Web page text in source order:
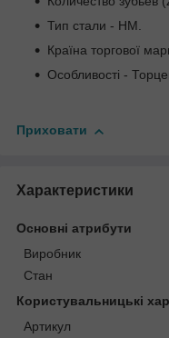
Тип стали - HM.
Країна торгової
Особливості -
Приховати
Характеристики
Основні атрибути
Виробник
Стан
Користувальницькі
Артикул